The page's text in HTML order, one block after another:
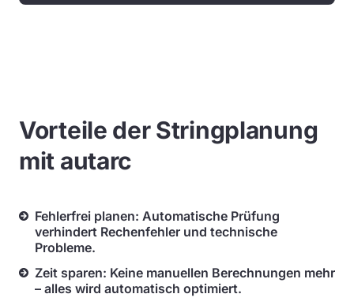
Vorteile der Stringplanung
mit autarc
Fehlerfrei planen: Automatische Prüfung
verhindert Rechenfehler und technische
Probleme.
Zeit sparen: Keine manuellen Berechnungen mehr
– alles wird automatisch optimiert.